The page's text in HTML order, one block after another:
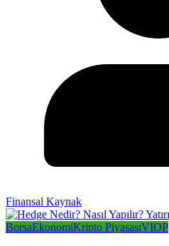
Finansal Kaynak
BorsaEkonomiKripto PiyasasıVIOP